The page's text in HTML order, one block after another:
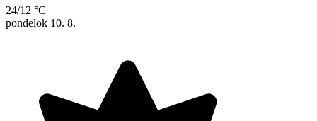
24/12 °C
pondelok 10. 8.